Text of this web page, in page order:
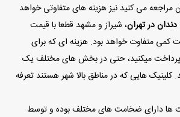
مراجعه می کنید نیز هزینه های متفاوتی خواهد
در تهران، شیراز و مشهد قطعا با قیمت
کمی متفاوت خواهد بود. هزینه ای که برای
میکنید، حتی در بخش های مختلف یک
کلینیک هایی که در مناطق بالا شهر هستند تعرفه
ها دارای ضخامت های مختلف بوده و توسط